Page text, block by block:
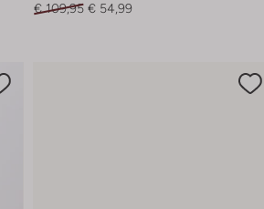
€ 109,95 € 54,99